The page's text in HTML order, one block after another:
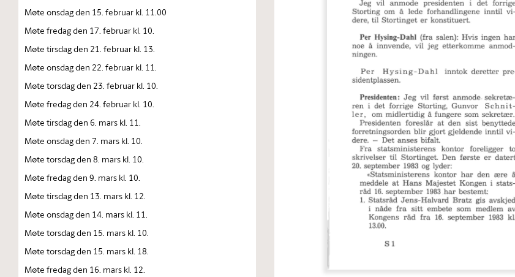
Møte onsdag den 15. februar kl. 11.00
Møte fredag den 17. februar kl. 10.
Møte tirsdag den 21. februar kl. 13.
Møte onsdag den 22. februar kl. 11.
Møte torsdag den 23. februar kl. 10.
Møte fredag den 24. februar kl. 10.
Møte tirsdag den 6. mars kl. 11.
Møte onsdag den 7. mars kl. 10.
Møte torsdag den 8. mars kl. 10.
Møte fredag den 9. mars kl. 10.
Møte tirsdag den 13. mars kl. 12.
Møte onsdag den 14. mars kl. 11.
Møte torsdag den 15. mars kl. 10.
Møte torsdag den 15. mars kl. 18.
Møte fredag den 16. mars kl. 12.